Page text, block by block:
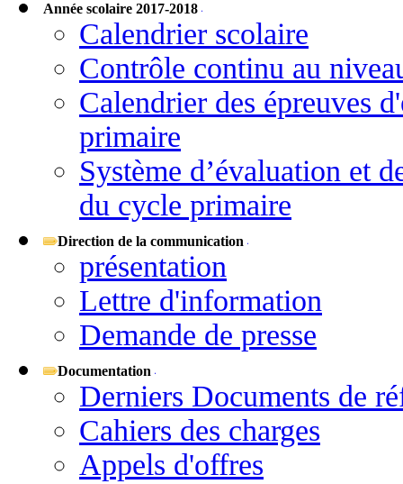
Année scolaire 2017-2018
Calendrier scolaire
Contrôle continu au
Calendrier des épreuves
primaire
Système d’évaluation et
du cycle primaire
Direction de la communication
présentation
Lettre d'information
Demande de presse
Documentation
Derniers Documents de
Cahiers des charges
Appels d'offres